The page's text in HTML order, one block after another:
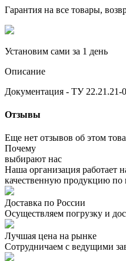
Гарантия на все товары,
Установим сами за 1 день
Описание
Документация - ТУ 22.21.21-
Отзывы
Еще нет отзывов об этом
Почему
выбирают нас
Наша организация работает
качественную продукцию по
Доставка по России
Осуществляем погрузку и
Лучшая цена на рынке
Сотрудничаем с ведущими